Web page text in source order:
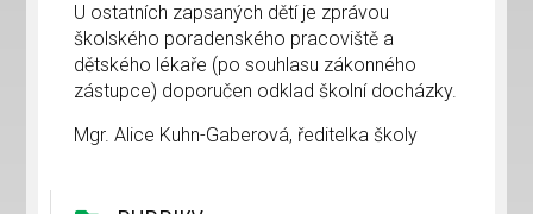
U ostatních zapsaných dětí je zprávou
školského poradenského pracoviště a
dětského lékaře (po souhlasu zákonného
zástupce) doporučen odklad školní docházky.
Mgr. Alice Kuhn-Gaberová, ředitelka školy